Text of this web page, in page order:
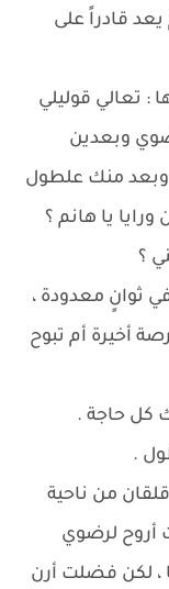
قادراً على
: تعالي قوليلي
وبعدين
وبعد منك علطول
يا هانم ؟
؟
ثوانٍ معدودة ،
أخيرة أم تبوح
كل حاجة .
.
من ناحية
أروح لرضوي
، لكن فضلت أرن